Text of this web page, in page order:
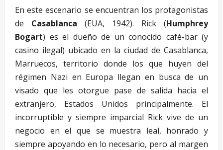
En este escenario se encuentran los protagonistas
de Casablanca (EUA, 1942). Rick (Humphrey
Bogart) es el dueño de un conocido café-bar (y
casino ilegal) ubicado en la ciudad de Casablanca,
Marruecos, territorio donde los que huyen del
régimen Nazi en Europa llegan en busca de un
visado que les otorgue pase de salida hacia el
extranjero, Estados Unidos principalmente. El
incorruptible y siempre imparcial Rick vive de un
negocio en el que se muestra leal, honrado y
siempre apoyando en lo necesario, pero al margen